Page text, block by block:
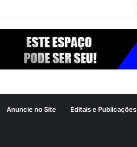
amizade: ‘Continuando sendo eu’
Anuncie no Site Editais e Publicações